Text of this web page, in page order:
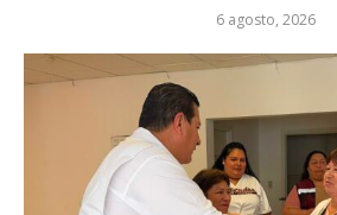
6 agosto, 2026